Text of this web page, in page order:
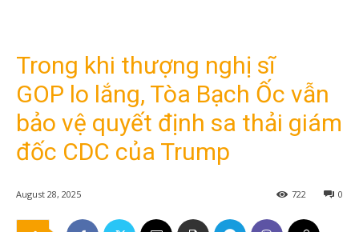
Trong khi thượng nghị sĩ
GOP lo lắng, Tòa Bạch Ốc vẫn
bảo vệ quyết định sa thải giám
đốc CDC của Trump
August 28, 2025 0
722